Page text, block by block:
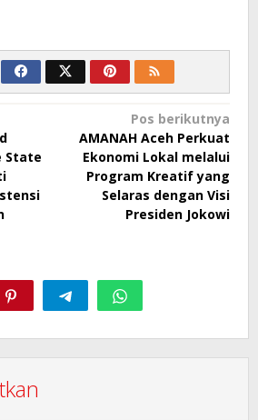
State
Pos berikutnya
AMANAH Aceh Perkuat
Ekonomi Lokal melalui
Program Kreatif yang
Selaras dengan Visi
Presiden Jokowi